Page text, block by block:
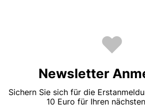
Newsletter
Sichern Sie sich für die
10 Euro für Ihren